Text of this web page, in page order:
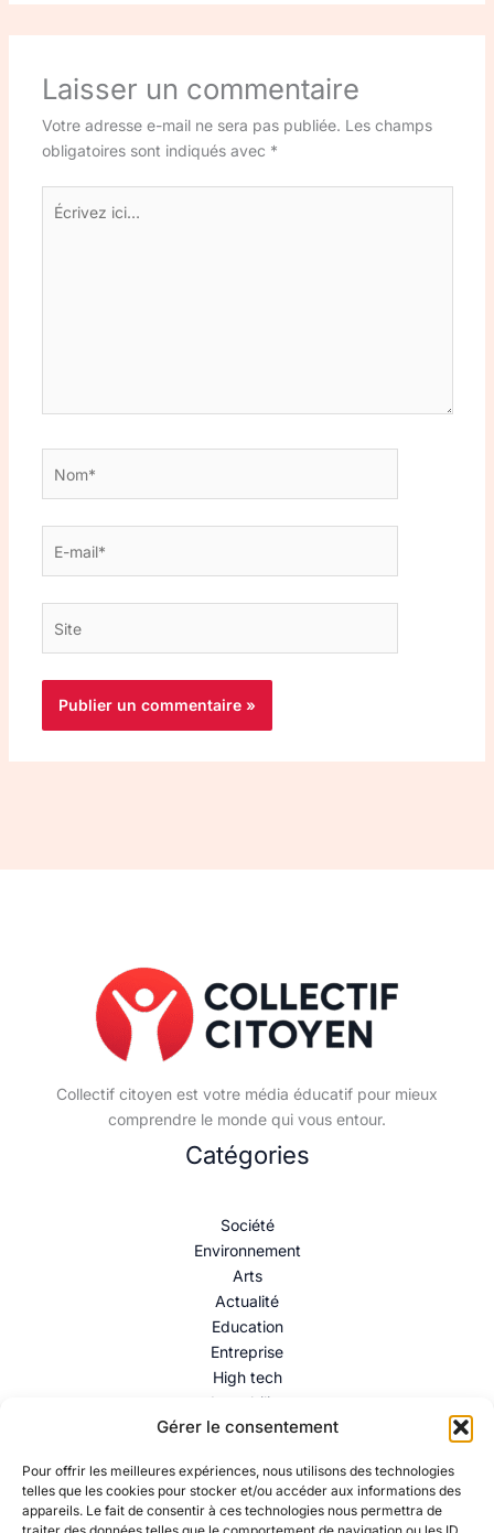
Gérer le consentement
Pour offrir les meilleures expériences, nous utilisons des technologies
telles que les cookies pour stocker et/ou accéder aux informations des
appareils. Le fait de consentir à ces technologies nous permettra de
Laisser un commentaire
Votre adresse e-mail ne sera pas publiée. Les champs
obligatoires sont indiqués avec *
ici…
mail*
Collectif citoyen est votre média éducatif pour mieux
comprendre le monde qui vous entour.
Catégories
Société
Environnement
Arts
Actualité
Education
Entreprise
High tech
Immobilier
Mentions légales–Politique de confidentialité–Contact